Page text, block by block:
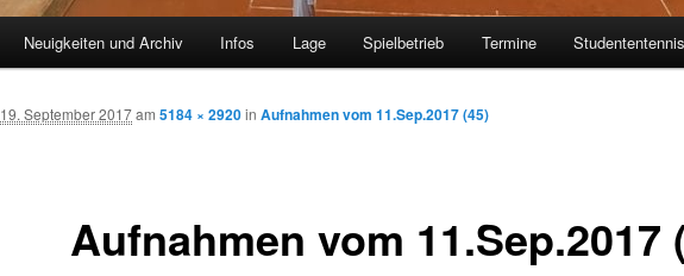
Neuigkeiten und Archiv Infos Lage Spielbetrieb Termine Studententennis
Aufnahmen vom 11.Sep.2017
19. September 2017am 5184 × 2920in Aufnahmen vom 11.Sep.2017 (45)